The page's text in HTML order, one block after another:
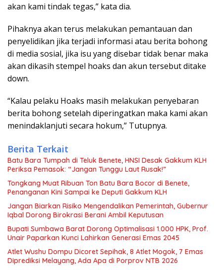
akan kami tindak tegas,” kata dia.
Pihaknya akan terus melakukan pemantauan dan
penyelidikan jika terjadi informasi atau berita bohong
di media sosial, jika isu yang disebar tidak benar maka
akan dikasih stempel hoaks dan akun tersebut ditake
down.
“Kalau pelaku Hoaks masih melakukan penyebaran
berita bohong setelah diperingatkan maka kami akan
menindaklanjuti secara hokum,” Tutupnya.
Berita Terkait
Batu Bara Tumpah di Teluk Benete, HNSI Desak Gakkum KLH
Periksa Pemasok: “Jangan Tunggu Laut Rusak!”
Tongkang Muat Ribuan Ton Batu Bara Bocor di Benete,
Penanganan Kini Sampai ke Deputi Gakkum KLH
Jangan Biarkan Risiko Mengendalikan Pemerintah, Gubernur
Iqbal Dorong Birokrasi Berani Ambil Keputusan
Bupati Sumbawa Barat Dorong Optimalisasi 1.000 HPK, Prof.
Unair Paparkan Kunci Lahirkan Generasi Emas 2045
Atlet Wushu Dompu Dicoret Sepihak, 8 Atlet Mogok, 7 Emas
Diprediksi Melayang, Ada Apa di Porprov NTB 2026